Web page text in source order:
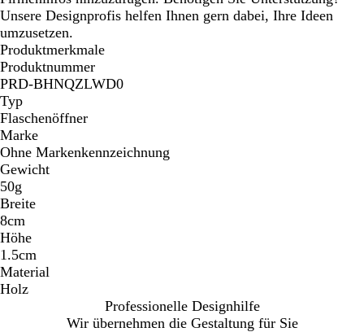
Unsere Designprofis helfen Ihnen gern dabei, Ihre Ideen
umzusetzen.
Produktmerkmale
Produktnummer
PRD-BHNQZLWD0
Typ
Flaschenöffner
Marke
Ohne Markenkennzeichnung
Gewicht
50g
Breite
8cm
Höhe
1.5cm
Material
Holz
Professionelle Designhilfe
Wir übernehmen die Gestaltung für Sie